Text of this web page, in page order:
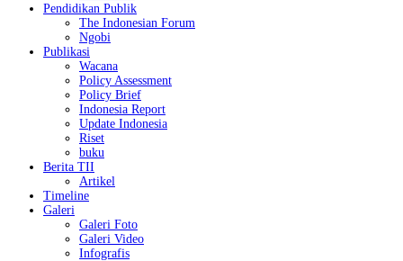
Pendidikan Publik
The Indonesian Forum
Ngobi
Publikasi
Wacana
Policy Assessment
Policy Brief
Indonesia Report
Update Indonesia
Riset
buku
Berita TII
Artikel
Timeline
Galeri
Galeri Foto
Galeri Video
Infografis